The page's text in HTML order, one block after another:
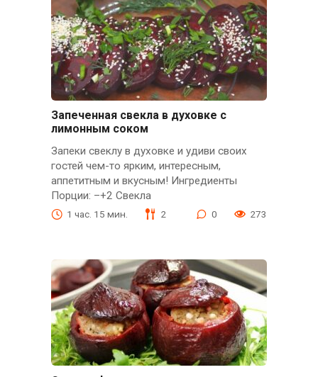
Запеченная свекла в духовке с
лимонным соком
Запеки свеклу в духовке и удиви своих
гостей чем-то ярким, интересным,
аппетитным и вкусным! Ингредиенты
Порции: –+2 Свекла
1 час. 15 мин. 2 0 273